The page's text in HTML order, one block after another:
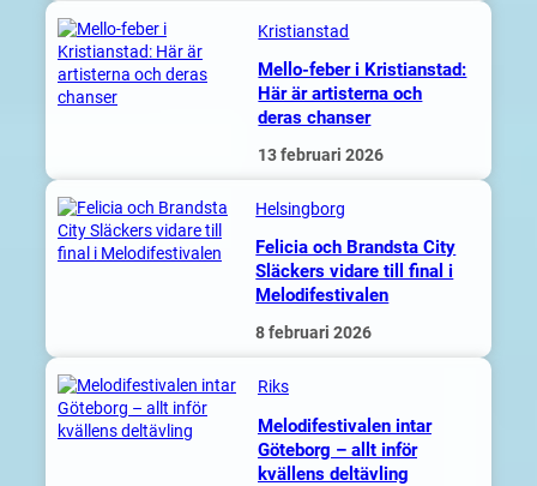
Kristianstad
Mello-feber i Kristianstad:
Här är artisterna och
deras chanser
13 februari 2026
Helsingborg
Felicia och Brandsta City
Släckers vidare till final i
Melodifestivalen
8 februari 2026
Riks
Melodifestivalen intar
Göteborg – allt inför
kvällens deltävling